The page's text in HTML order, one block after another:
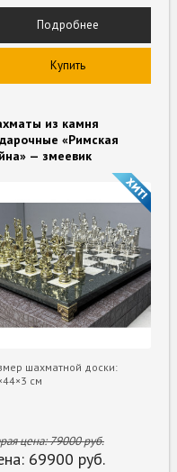
Подробнее
Купить
из камня
«Римская
— змеевик
шахматной доски:
см
цена:79000руб.
69900 руб.